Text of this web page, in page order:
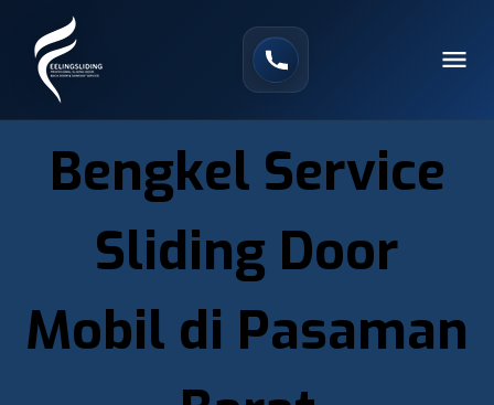
Bengkel Service
Sliding Door
Mobil di Pasaman